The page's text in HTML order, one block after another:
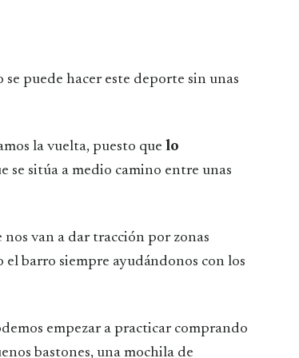
puede hacer este deporte sin unas
la vuelta, puesto que lo
se sitúa a medio camino entre unas
nos van a dar tracción por zonas
el barro siempre ayudándonos con los
empezar a practicar comprando
bastones, una mochila de